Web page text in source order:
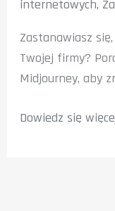
internetowych,
Zastanawiasz
Twojej firmy?
Midjourney, aby
Porównanie
Dowiedz się